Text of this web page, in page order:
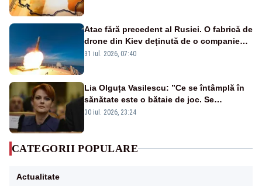
Atac fără precedent al Rusiei. O fabrică de
drone din Kiev deținută de o companie
americană, distrusă de o rachetă
31 iul. 2026, 07:40
Lia Olguța Vasilescu: ”Ce se întâmplă în
sănătate este o bătaie de joc. Se
guvernează extraordinar de prost”
30 iul. 2026, 23:24
CATEGORII POPULARE
Actualitate